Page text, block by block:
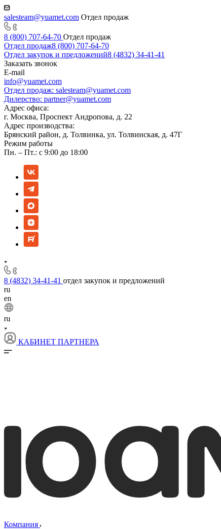
salesteam@yuamet.com Отдел продаж
8 (800) 707-64-70 Отдел продаж
Отдел продаж8 (800) 707-64-70
Отдел закупок и предложений8 (4832) 34-41-41
Заказать звонок
E-mail
info@yuamet.com
Отдел продаж: salesteam@yuamet.com
Дилерство: partner@yuamet.com
Адрес офиса:
г. Москва, Проспект Андропова, д. 22
Адрес производства:
Брянский район, д. Толвинка, ул. Толвинская, д. 47Г
Режим работы
Пн. – Пт.: с 9:00 до 18:00
8 (4832) 34-41-41 отдел закупок и предложений
ru
en
ru
КАБИНЕТ ПАРТНЕРА
Компания